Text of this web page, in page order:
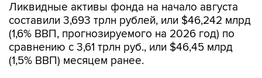
Ликвидные активы фонда на начало августа
составили 3,693 трлн рублей, или $46,242 млрд
(1,6% ВВП, прогнозируемого на 2026 год) по
сравнению с 3,61 трлн руб., или $46,45 млрд
(1,5% ВВП) месяцем ранее.